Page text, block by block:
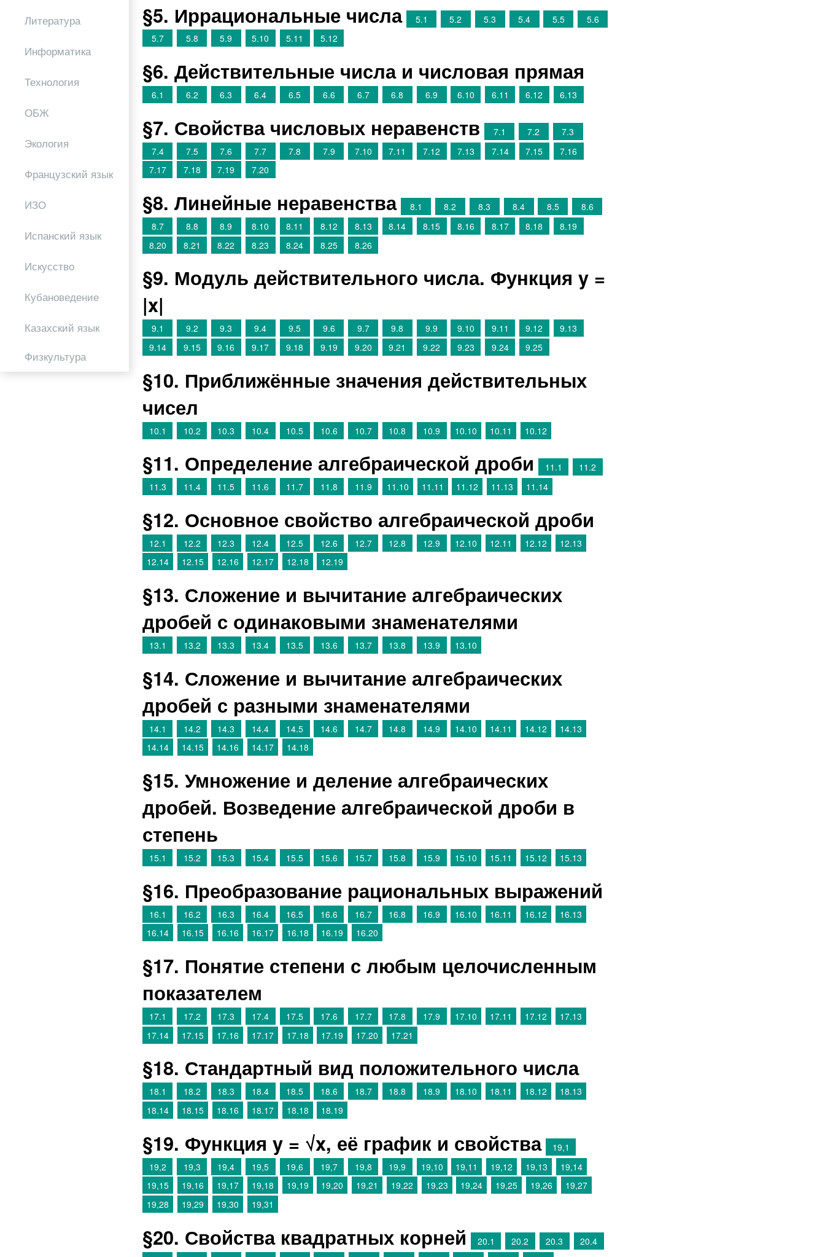
Литература
Информатика
Технология
ОБЖ
Экология
Французский язык
ИЗО
Испанский язык
Искусство
Кубановедение
Казахский язык
Физкультура
§5. Иррациональные числа 5.1 5.2 5.3 5.4 5.5
5.6
5.7
5.8 5.9 5.10 5.11 5.12
§6. Действительные числа и числовая прямая
6.1 6.2 6.3 6.4 6.5 6.6 6.7 6.8 6.9 6.10 6.11 6.12 6.13
§7. Свойства числовых неравенств 7.1 7.2
7.3
7.4
7.5 7.6 7.7 7.8 7.9 7.10 7.11 7.12 7.13 7.14 7.15
7.16
7.17
7.18 7.19 7.20
§8. Линейные неравенства 8.1 8.2 8.3 8.4 8.5
8.6
8.7
8.8 8.9 8.10 8.11 8.12 8.13 8.14 8.15 8.16 8.17 8.18
8.19
8.20
8.21 8.22 8.23 8.24 8.25 8.26
§9. Модуль действительного числа. Функция y =
|x|
9.1 9.2 9.3 9.4 9.5 9.6 9.7 9.8 9.9 9.10 9.11 9.12
9.13
9.14
9.15 9.16 9.17 9.18 9.19 9.20 9.21 9.22 9.23 9.24 9.25
§10. Приближённые значения действительных
чисел
10.1 10.2 10.3 10.4 10.5 10.6 10.7 10.8 10.9 10.10 10.11 10.12
§11. Определение алгебраической дроби 11.1
11.2
11.3
11.4 11.5 11.6 11.7 11.8 11.9 11.10 11.11 11.12 11.13 11.14
§12. Основное свойство алгебраической дроби
12.1 12.2 12.3 12.4 12.5 12.6 12.7 12.8 12.9 12.10 12.11 12.12
12.13
12.14
12.15 12.16 12.17 12.18 12.19
§13. Сложение и вычитание алгебраических
дробей с одинаковыми знаменателями
13.1 13.2 13.3 13.4 13.5 13.6 13.7 13.8 13.9 13.10
§14. Сложение и вычитание алгебраических
дробей с разными знаменателями
14.1 14.2 14.3 14.4 14.5 14.6 14.7 14.8 14.9 14.10 14.11 14.12
14.13
14.14
14.15 14.16 14.17 14.18
§15. Умножение и деление алгебраических
дробей. Возведение алгебраической дроби в
степень
15.1 15.2 15.3 15.4 15.5 15.6 15.7 15.8 15.9 15.10 15.11 15.12 15.13
§16. Преобразование рациональных выражений
16.1 16.2 16.3 16.4 16.5 16.6 16.7 16.8 16.9 16.10 16.11 16.12
16.13
16.14
16.15 16.16 16.17 16.18 16.19 16.20
§17. Понятие степени с любым целочисленным
показателем
17.1 17.2 17.3 17.4 17.5 17.6 17.7 17.8 17.9 17.10 17.11 17.12
17.13
17.14
17.15 17.16 17.17 17.18 17.19 17.20 17.21
§18. Стандартный вид положительного числа
18.1 18.2 18.3 18.4 18.5 18.6 18.7 18.8 18.9 18.10 18.11 18.12
18.13
18.14
18.15 18.16 18.17 18.18 18.19
§19. Функция y = √x, её график и свойства
19,1
19,2
19,3 19,4 19,5 19,6 19,7 19,8 19,9 19,10 19,11 19,12 19,13
19,14
19,15
19,16 19,17 19,18 19,19 19,20 19,21 19,22 19,23 19,24 19,25 19,26
19,27
19,28
19,29 19,30 19,31
§20. Свойства квадратных корней 20.1 20.2 20.3
20.4